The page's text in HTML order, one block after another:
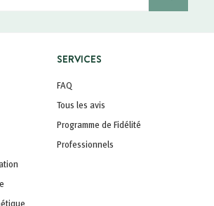
SERVICES
FAQ
Tous les avis
Programme de Fidélité
Professionnels